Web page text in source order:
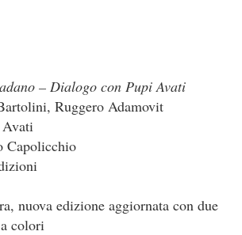
– Dialogo con Pupi Avati
Ruggero Adamovit
Capolicchio
nuova edizione aggiornata con due
colori